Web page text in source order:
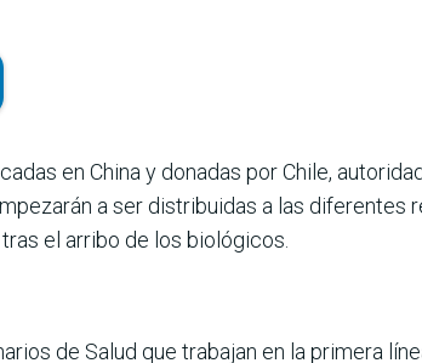
en China y donadas por Chile,
a ser distribuidas a las diferentes
el arribo de los biológicos.
de Salud que trabajan en la primera